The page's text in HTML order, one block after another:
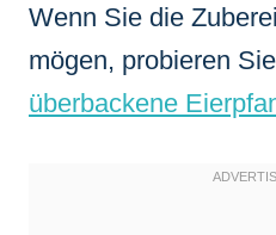
Wenn Sie die
mögen, probieren
überbackene